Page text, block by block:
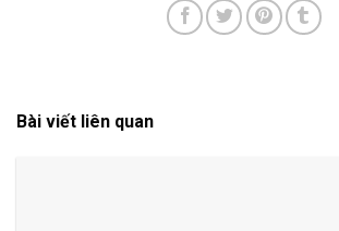
Bài viết liên quan